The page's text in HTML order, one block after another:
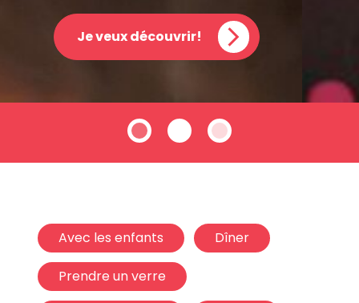
Je veux découvrir!
Avec les enfants Dîner
Prendre un verre